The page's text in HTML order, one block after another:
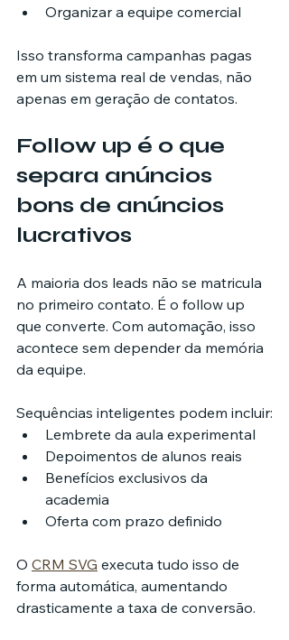
Organizar a equipe comercial
Isso transforma campanhas pagas
em um sistema real de vendas, não
apenas em geração de contatos.
Follow up é o que
separa anúncios
bons de anúncios
lucrativos
A maioria dos leads não se matricula
no primeiro contato. É o follow up
que converte. Com automação, isso
acontece sem depender da memória
da equipe.
Sequências inteligentes podem incluir:
Lembrete da aula experimental
Depoimentos de alunos reais
Benefícios exclusivos da
academia
Oferta com prazo definido
O CRM SVG executa tudo isso de
forma automática, aumentando
drasticamente a taxa de conversão.